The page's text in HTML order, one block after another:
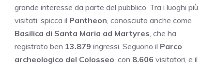
grande interesse da parte del pubblico. Tra i luoghi più
visitati, spicca il Pantheon, conosciuto anche come
Basilica di Santa Maria ad Martyres, che ha
registrato ben 13.879 ingressi. Seguono il Parco
archeologico del Colosseo, con 8.606 visitatori, e il